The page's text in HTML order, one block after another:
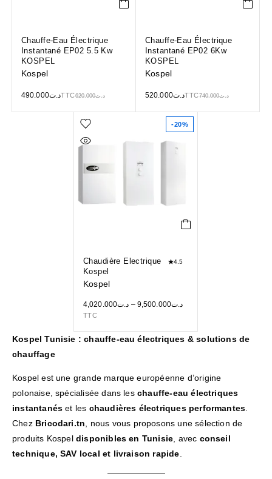
Chauffe-Eau Électrique
Instantané EP02 5.5 Kw
KOSPEL
Kospel
د.ت620.000 د.ت490.000 TTC
Chauffe-Eau Électrique
Instantané EP02 6Kw
KOSPEL
Kospel
د.ت740.000 د.ت520.000 TTC
-20%
Chaudière Electrique
Kospel
4.5
Kospel
د.ت4,020.000 – د.ت9,500.000
TTC
Kospel Tunisie : chauffe-eau électriques & solutions de
chauffage
Kospel est une grande marque européenne d’origine
polonaise, spécialisée dans leschauffe-eau électriques
instantanés et les chaudières électriques performantes
Chez Bricodari.tn , nous vous proposons une sélection de
produits Kospeldisponibles en Tunisie , avec conseil
technique, SAV local et livraison rapide